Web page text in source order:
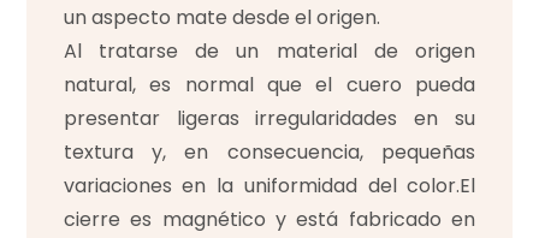
un aspecto mate desde el origen.
Al tratarse de un material de origen
natural, es normal que el cuero pueda
presentar ligeras irregularidades en su
textura y, en consecuencia, pequeñas
variaciones en la uniformidad del color.El
cierre es magnético y está fabricado en